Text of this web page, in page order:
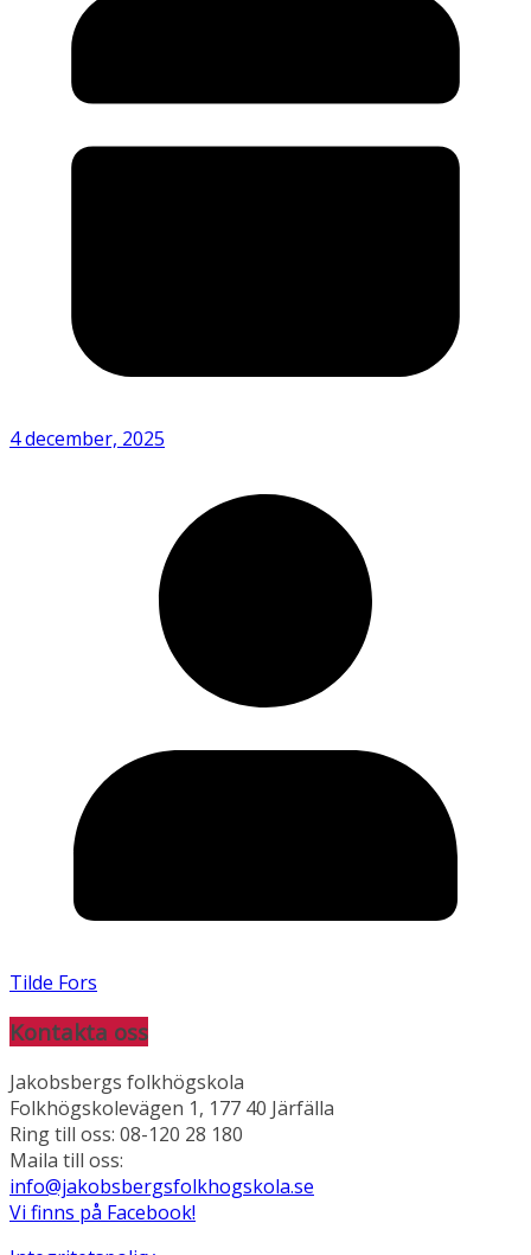
4 december, 2025
Tilde Fors
Kontakta oss
Jakobsbergs folkhögskola
Folkhögskolevägen 1, 177 40 Järfälla
Ring till oss: 08-120 28 180
Maila till oss:
info@jakobsbergsfolkhogskola.se
Vi finns på Facebook!